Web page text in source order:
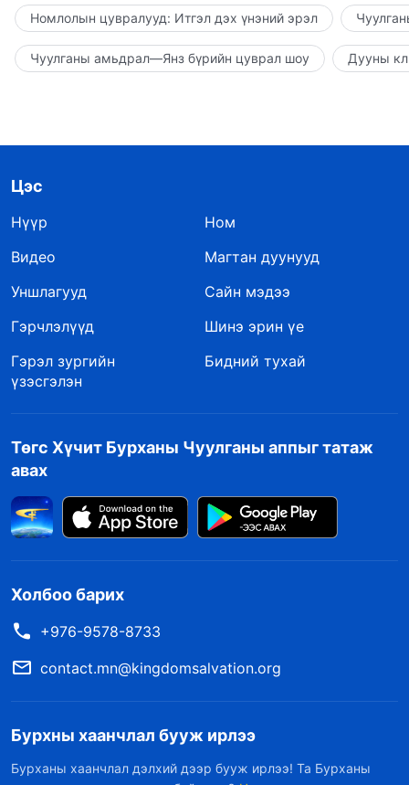
Номлолын цувралууд: Итгэл дэх үнэний эрэл
Чуулганы амьдрал—Янз бүрийн цуврал шоу Дууны
Цэс
Нүүр
Ном
Видео
Магтан дуунууд
Уншлагууд
Сайн мэдээ
Гэрчлэлүүд
Шинэ эрин үе
Гэрэл зургийн
үзэсгэлэн
Бидний тухай
Төгс Хүчит Бурханы Чуулганы аппыг татаж
авах
Холбоо барих
+976-9578-8733
contact.mn@kingdomsalvation.org
Бурхны хаанчлал бууж ирлээ
Бурханы хаанчлал дэлхий дээр бууж ирлээ! Та Бурханы